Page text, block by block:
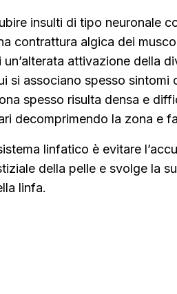
insulti di tipo neuronale
contrattura algica dei
attivazione della
si associano spesso
spesso risulta densa e
decomprimendo la zona e
linfatico è evitare
della pelle e svolge la
linfa.